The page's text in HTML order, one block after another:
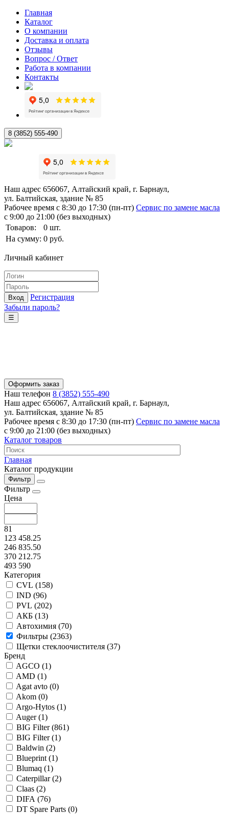
Главная
Каталог
О компании
Доставка и оплата
Отзывы
Вопрос / Ответ
Работа в компании
Контакты
8 (3852) 555-490
Наш адрес 656067, Алтайский край, г. Барнаул,
ул. Балтийская, здание № 85
Рабочее время с 8:30 до 17:30 (пн-пт) Сервис по замене масла
с 9:00 до 21:00 (без выходных)
Товаров:
0 шт.
На сумму: 0 руб.
Личный кабинет
Вход
Регистрация
Забыли пароль?
☰
Оформить заказ
Наш телефон 8 (3852) 555-490
Наш адрес 656067, Алтайский край, г. Барнаул,
ул. Балтийская, здание № 85
Рабочее время с 8:30 до 17:30 (пн-пт) Сервис по замене масла
с 9:00 до 21:00 (без выходных)
Каталог товаров
Главная
Каталог продукции
Фильтр
Фильтр
Цена
81
123 458.25
246 835.50
370 212.75
493 590
Категория
CVL (158)
IND (96)
PVL (202)
АКБ (13)
Автохимия (70)
Фильтры (2363)
Щетки стеклоочистителя (37)
Бренд
AGCO (1)
AMD (1)
Agat avto (0)
Akom (0)
Argo-Hytos (1)
Auger (1)
BIG Filter (861)
BIG Filter (1)
Baldwin (2)
Blueprint (1)
Blumaq (1)
Caterpillar (2)
Claas (2)
DIFA (76)
DT Spare Parts (0)